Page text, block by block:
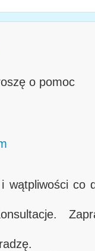
o pomoc
wątpliwości co